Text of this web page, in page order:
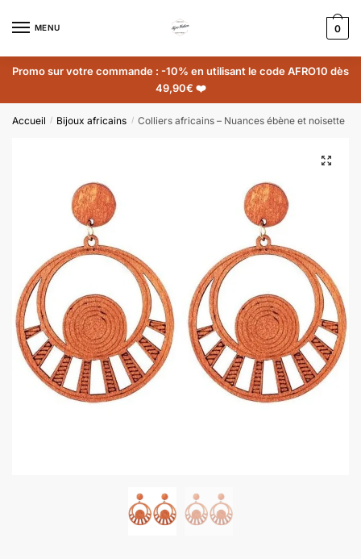
MENU 0
Promo sur votre commande : -10% en utilisant le code AFRO10 dès
49,90€ ❤️
Accueil / Bijoux africains / Colliers africains – Nuances ébène et noisette
🔍